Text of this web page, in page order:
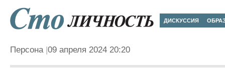
ДИСКУССИЯ
Персона 09 апреля 2024 20:20